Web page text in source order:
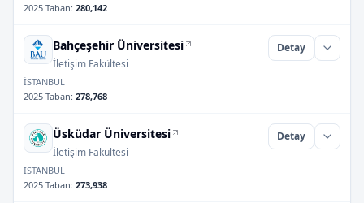
2025 Taban: 280,142
Bahçeşehir Üniversitesi
İletişim Fakültesi
Detay
İSTANBUL
2025 Taban: 278,768
Üsküdar Üniversitesi
İletişim Fakültesi
Detay
İSTANBUL
2025 Taban: 273,938